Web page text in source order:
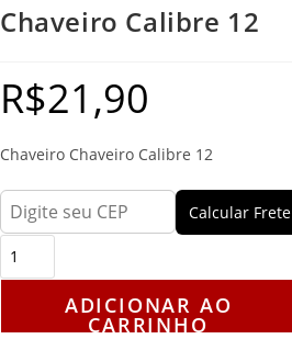
Chaveiro Calibre 12
R$21,90
Chaveiro Chaveiro Calibre 12
Calcular Frete
ADICIONAR AO
CARRINHO